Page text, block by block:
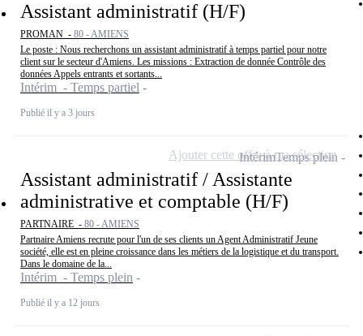
Assistant administratif (H/F)
PROMAN - 80 - AMIENS
Le poste : Nous recherchons un assistant administratif à temps partiel pour notre
client sur le secteur d'Amiens. Les missions : Extraction de donnée Contrôle des
données Appels entrants et sortants...
Intérim - Temps partiel
Publié il y a 3 jours
Assistant administratif / Assistante
administrative et comptable (H/F)
PARTNAIRE - 80 - AMIENS
Partnaire Amiens recrute pour l'un de ses clients un Agent Administratif Jeune
société, elle est en pleine croissance dans les métiers de la logistique et du transport.
Dans le domaine de la...
Intérim - Temps plein
Publié il y a 12 jours
IntérimTemps plein
Ajouter cette offre à ma sélection